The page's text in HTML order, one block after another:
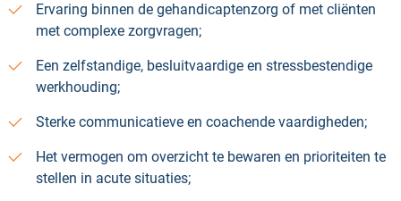
Ervaring binnen de gehandicaptenzorg of met cliënten
met complexe zorgvragen;
Een zelfstandige, besluitvaardige en stressbestendige
werkhouding;
Sterke communicatieve en coachende vaardigheden;
Het vermogen om overzicht te bewaren en prioriteiten te
stellen in acute situaties;